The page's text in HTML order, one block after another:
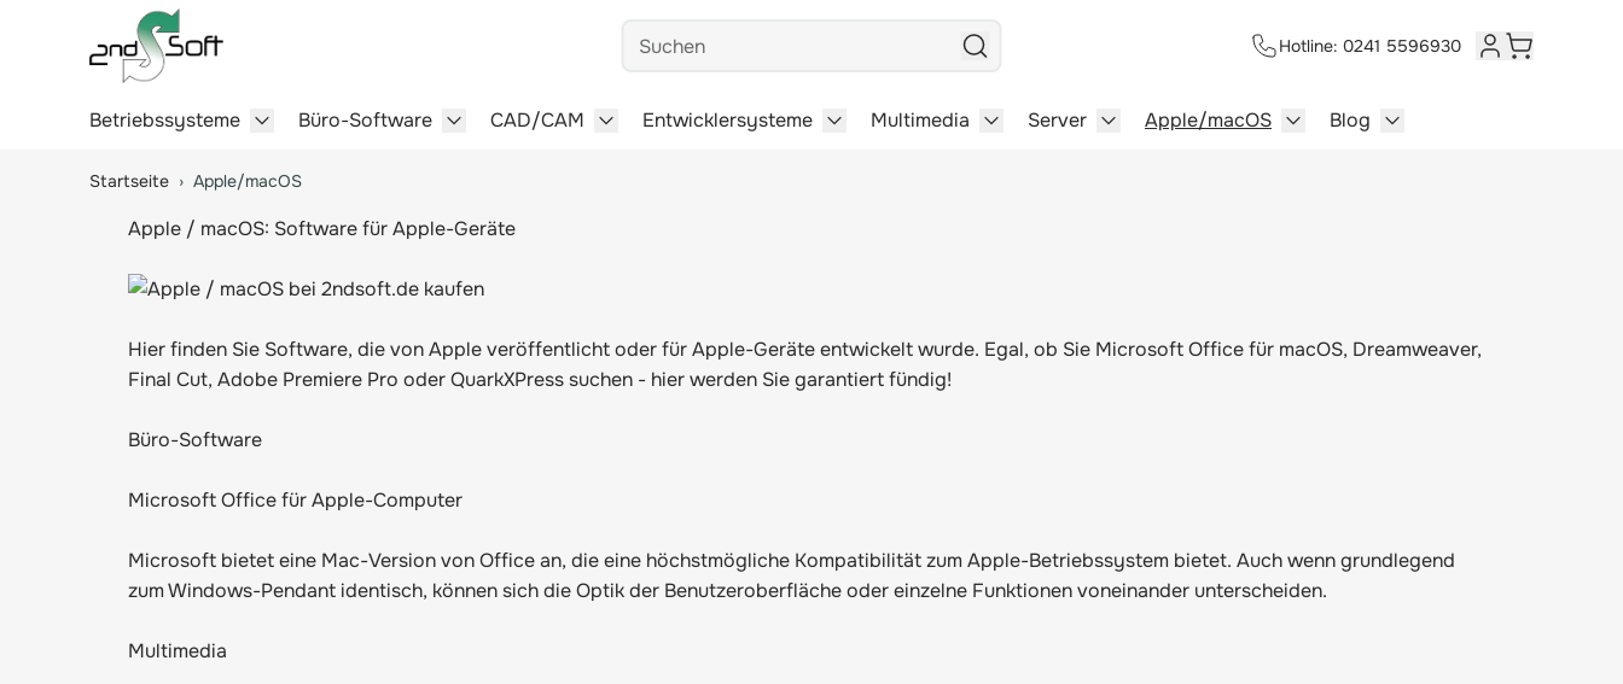
Betriebssysteme
Büro-Software
CAD/CAM
Entwicklersysteme
Multimedia
Server
Apple/macOS
Blog
Hotline: 0241 5596930 Kundenkonto
Warenkorb
Startseite › Apple/macOS
Apple / macOS: Software für Apple-Geräte
Hier finden Sie Software, die von Apple veröffentlicht oder für Apple-Geräte entwickelt wurde. Egal, ob Sie Microsoft Office für macOS, Dreamweaver,
Final Cut, Adobe Premiere Pro oder QuarkXPress suchen - hier werden Sie garantiert fündig!
Büro-Software
Microsoft Office für Apple-Computer
Microsoft bietet eine Mac-Version von Office an, die eine höchstmögliche Kompatibilität zum Apple-Betriebssystem bietet. Auch wenn grundlegend
zum Windows-Pendant identisch, können sich die Optik der Benutzeroberfläche oder einzelne Funktionen voneinander unterscheiden.
Multimedia